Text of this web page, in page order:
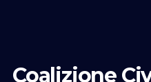
Coalizione